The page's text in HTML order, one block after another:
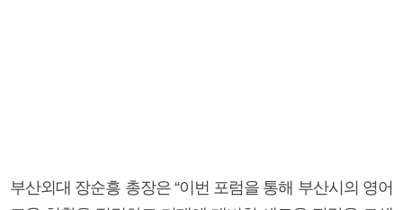
부산외대 장순흥 총장은 “이번 포럼을 통해 부산시의 영어